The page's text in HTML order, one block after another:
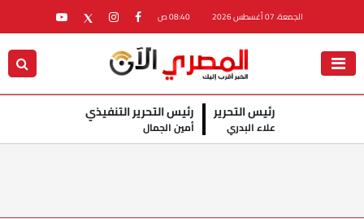
الجمعة، 07 أغسطس 2026 08:40 ص
رئيس التحرير
علاء البدري
رئيس التحرير التنفيذي
أمين الجمال